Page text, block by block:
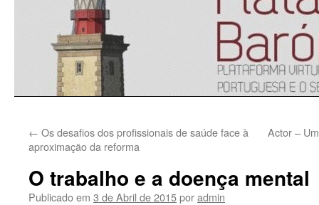
para
conteúdo
← Os desafios dos profissionais de saúde face à
aproximação da reforma
Actor –
O trabalho e a doença mental
Publicado em 3 de Abril de 2015poradmin